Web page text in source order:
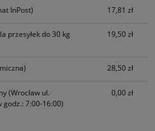
InPost) 17,81 zł
przesyłek do 30 kg
19,50 zł
28,50 zł
(Wrocław ul.
godz.: 7:00-16:00)
0,00 zł